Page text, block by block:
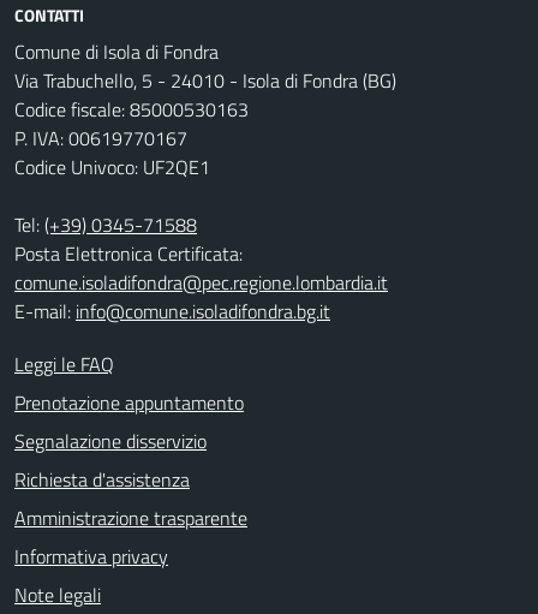
CONTATTI
Comune di Isola di Fondra
Via Trabuchello, 5 - 24010 - Isola di Fondra (BG)
Codice fiscale: 85000530163
P. IVA: 00619770167
Codice Univoco: UF2QE1
Tel:(+39) 0345-71588
Posta Elettronica Certificata:
comune.isoladifondra@pec.regione.lombardia.it
E-mail: info@comune.isoladifondra.bg.it
Leggi le FAQ
Prenotazione appuntamento
Segnalazione disservizio
Richiesta d'assistenza
Amministrazione trasparente
Informativa privacy
Note legali